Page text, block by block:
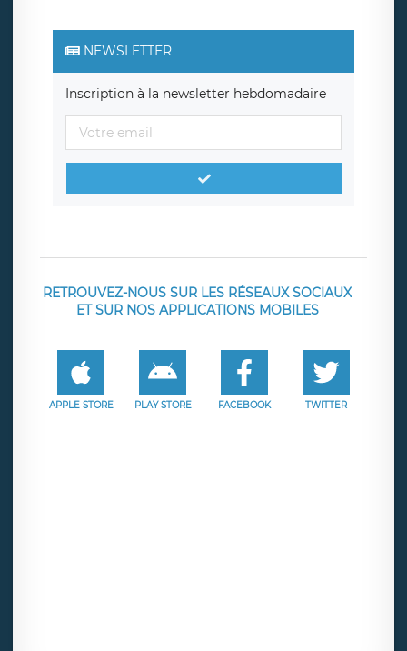
NEWSLETTER
Inscription à la newsletter hebdomadaire
RETROUVEZ-NOUS SUR LES RÉSEAUX SOCIAUX
ET SUR NOS APPLICATIONS MOBILES
APPLE STORE PLAY STORE FACEBOOK TWITTER